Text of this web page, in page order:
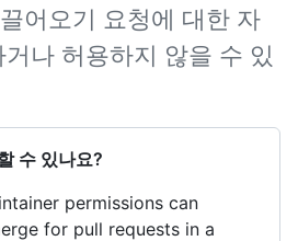
어오기 요청에 대한 자
나 허용하지 않을 수 있
수 있나요?
permissions can
for pull requests in a